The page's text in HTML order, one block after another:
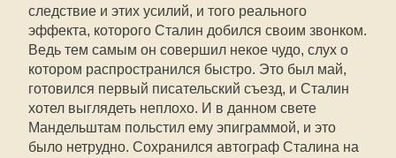
следствие и этих усилий, и того реального
эффекта, которого Сталин добился своим звонком.
Ведь тем самым он совершил некое чудо, слух о
котором распространился быстро. Это был май,
готовился первый писательский съезд, и Сталин
хотел выглядеть неплохо. И в данном свете
Мандельштам польстил ему эпиграммой, и это
было нетрудно. Сохранился автограф Сталина на